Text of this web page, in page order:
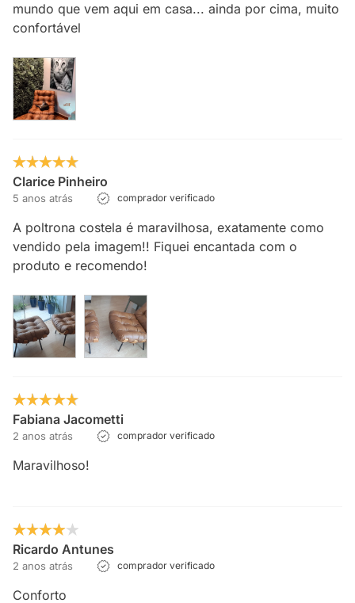
mundo que vem aqui em casa... ainda por cima, muito
confortável
Clarice Pinheiro
5 anos atrás comprador verificado
A poltrona costela é maravilhosa, exatamente como
vendido pela imagem!! Fiquei encantada com o
produto e recomendo!
Fabiana Jacometti
2 anos atrás comprador verificado
Maravilhoso!
Ricardo Antunes
2 anos atrás comprador verificado
Conforto